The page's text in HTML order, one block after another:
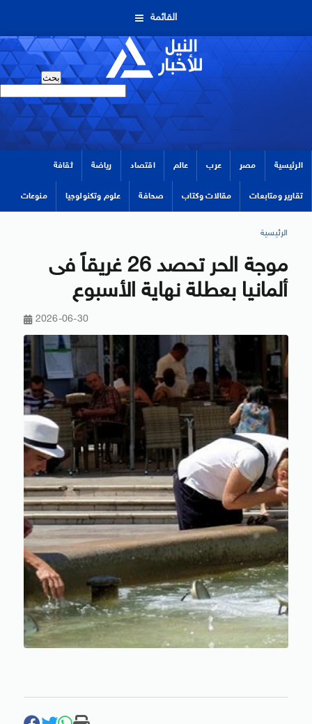
القائمة
الرئيسية مصر عرب عالم اقتصاد رياضة ثقافة
تقارير ومتابعات مقالات وكتاب صحافة علوم وتكنولوجيا منوعات
الرئيسية
موجة الحر تحصد 26 غريقاً فى
ألمانيا بعطلة نهاية الأسبوع
2026-06-30